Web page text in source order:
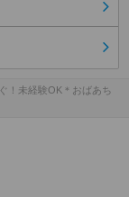
！未経験OK＊おばあち